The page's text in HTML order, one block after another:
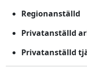
Regionanställd
Privatanställd
Privatanställd